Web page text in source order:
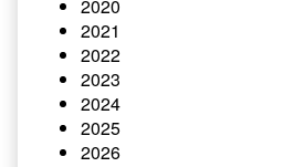
2020
2021
2022
2023
2024
2025
2026